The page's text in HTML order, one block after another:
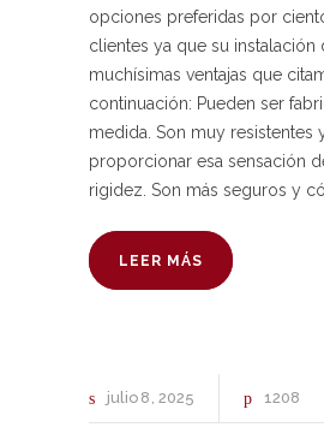
opciones preferidas por
clientes ya que su instalación
muchísimas ventajas que
continuación: Pueden ser
medida. Son muy resistentes
proporcionar esa sensación
rigidez. Son más seguros y
LEER MÁS
julio 8 2025 1208